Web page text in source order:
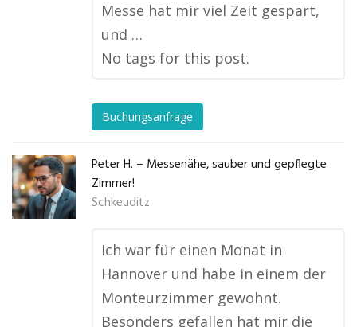
Messe hat mir viel Zeit gespart,
und …
No tags for this post.
Buchungsanfrage
Peter H. – Messenähe, sauber und gepflegte
Zimmer!
Schkeuditz
Ich war für einen Monat in
Hannover und habe in einem der
Monteurzimmer gewohnt.
Besonders gefallen hat mir die